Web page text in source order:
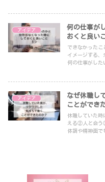
アイデア
何の仕事が
おくと良い
できなかったこ
イメージする、
何の仕事がした
アイデア
なぜ休職し
ことができ
休職していた
える②人と会う
体調や精神面で